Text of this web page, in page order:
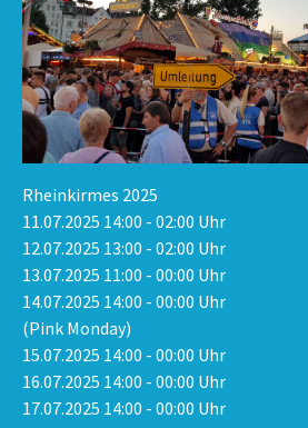
Rheinkirmes 2025
11.07.2025 14:00 - 02:00 Uhr
12.07.2025 13:00 - 02:00 Uhr
13.07.2025 11:00 - 00:00 Uhr
14.07.2025 14:00 - 00:00 Uhr
(Pink Monday)
15.07.2025 14:00 - 00:00 Uhr
16.07.2025 14:00 - 00:00 Uhr
17.07.2025 14:00 - 00:00 Uhr